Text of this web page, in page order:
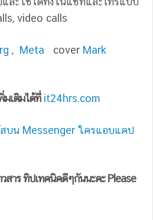
video calls
, Meta cover Mark
มเติมได้ที่ it24hrs.com
บน Messenger ใครแอบแคป
สาร ทิปเทคนิคดีๆกันนะคะ Please